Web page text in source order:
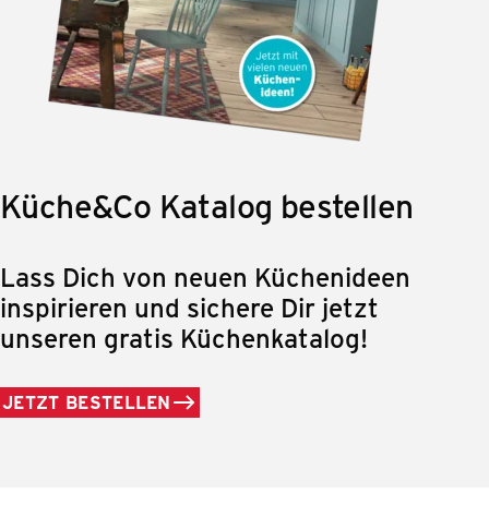
Küche&Co Katalog bestellen
Lass Dich von neuen Küchenideen
inspirieren und sichere Dir jetzt
unseren gratis Küchenkatalog!
JETZT BESTELLEN